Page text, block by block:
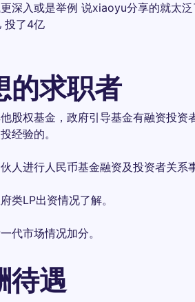
深入或是举例 说xiaoyu分享的就太
投了4亿
的求职者
股权基金，政府引导基金有融资投
经验的。
人进行人民币基金融资及投资者关系
类LP出资情况了解。
代市场情况加分。
待遇